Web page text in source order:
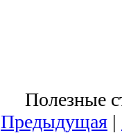
Полезные
Предыдущая |